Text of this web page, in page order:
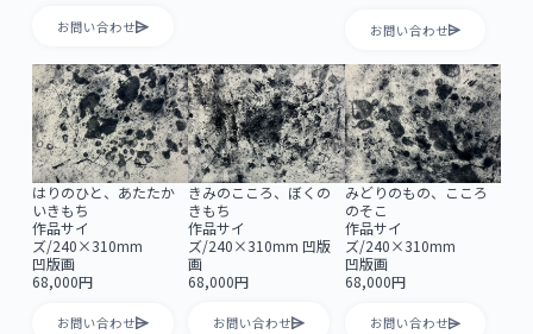
お問い合わせ お問い合わせ
はりのひと、あたたか
いきもち
作品サイ
ズ/240×310mm
凹版画
68,000円
お問い合わせ
きみのこころ、ぼくの
きもち
作品サイ
ズ/240×310mm 凹版
画
68,000円
お問い合わせ
みどりのもの、こころ
のそこ
作品サイ
ズ/240×310mm
凹版画
68,000円
お問い合わせ